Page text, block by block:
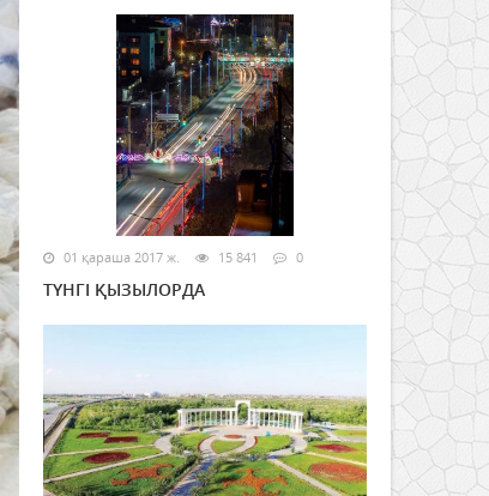
01 қараша 2017 ж. 15 841 0
ТҮНГІ ҚЫЗЫЛОРДА